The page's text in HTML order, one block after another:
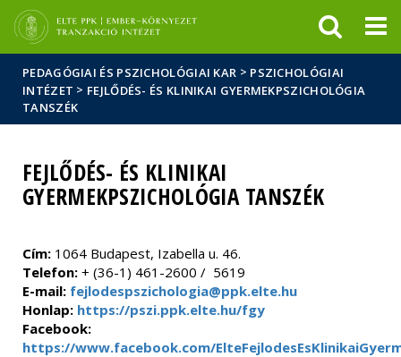
Hírek
Események
ELTE a
sajtóban
PEDAGÓGIAI ÉS PSZICHOLÓGIAI KAR > PSZICHOLÓGIAI
INTÉZET > FEJLŐDÉS- ÉS KLINIKAI GYERMEKPSZICHOLÓGIA
TANSZÉK
FEJLŐDÉS- ÉS KLINIKAI
GYERMEKPSZICHOLÓGIA TANSZÉK
Cím: 1064 Budapest, Izabella u. 46.
Telefon: + (36-1) 461-2600 / 5619
E-mail: fejlodespszichologia@ppk.elte.hu
Honlap: https://pszi.ppk.elte.hu/fgy
Facebook:
https://www.facebook.com/